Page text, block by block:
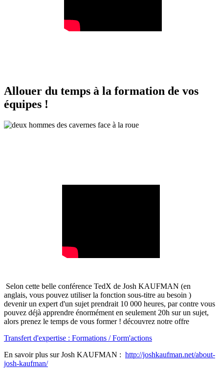
Allouer du temps à la formation de vos
équipes !
Selon cette belle conférence TedX de Josh KAUFMAN (en
anglais, vous pouvez utiliser la fonction sous-titre au besoin )
devenir un expert d'un sujet prendrait 10 000 heures, par contre vous
pouvez déjà apprendre énormément en seulement 20h sur un sujet,
alors prenez le temps de vous former ! découvrez notre offre
Transfert d'expertise : Formations / Form'actions
En savoir plus sur Josh KAUFMAN : http://joshkaufman.net/about-
josh-kaufman/